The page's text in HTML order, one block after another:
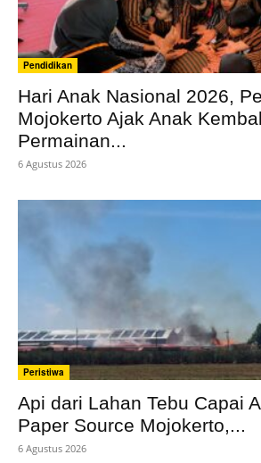
Pendidikan
Hari Anak Nasional 2026,
Mojokerto Ajak Anak
Permainan...
6 Agustus 2026
Peristiwa
Api dari Lahan Tebu Capai
Paper Source Mojokerto,...
6 Agustus 2026